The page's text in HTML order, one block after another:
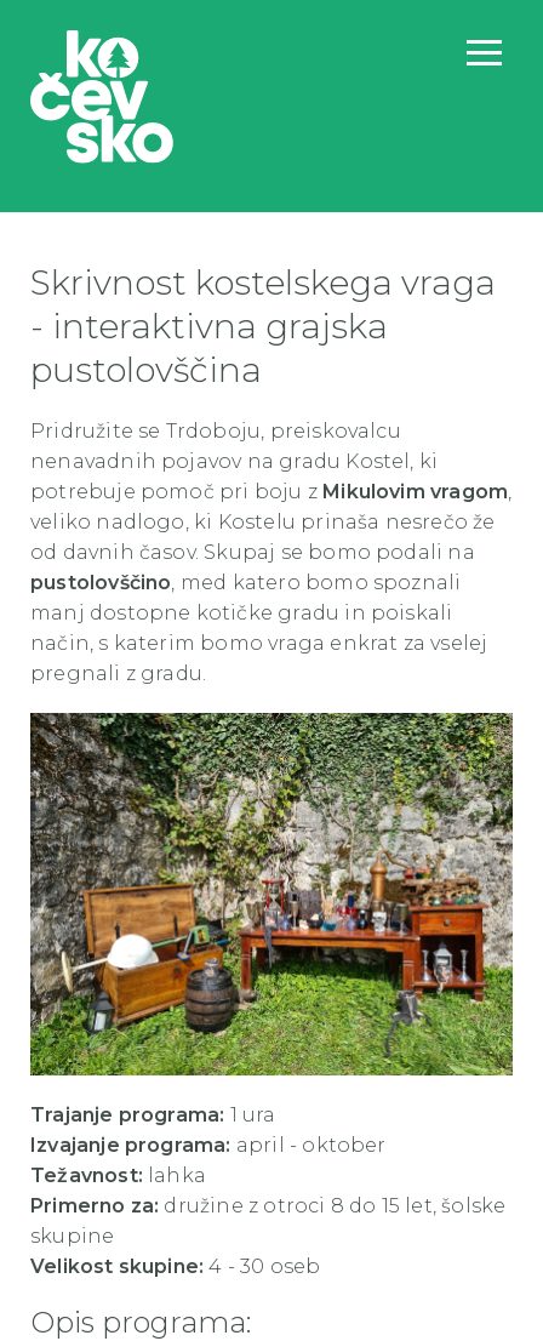
Skrivnost kostelskega vraga
- interaktivna grajska
pustolovščina
Pridružite se Trdoboju, preiskovalcu
nenavadnih pojavov na gradu Kostel, ki
potrebuje pomoč pri boju z Mikulovim vragom,
veliko nadlogo, ki Kostelu prinaša nesrečo že
od davnih časov. Skupaj se bomo podali na
pustolovščino, med katero bomo spoznali
manj dostopne kotičke gradu in poiskali
način, s katerim bomo vraga enkrat za vselej
pregnali z gradu.
Trajanje programa: 1 ura
Izvajanje programa: april - oktober
Težavnost: lahka
Primerno za: družine z otroci 8 do 15 let, šolske
skupine
Velikost skupine: 4 - 30 oseb
Opis programa: